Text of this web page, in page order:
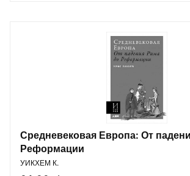
Средневековая Европа: От
Реформации
ПРОИЗВОДИТЕЛЬ
УИКХЕМ К.